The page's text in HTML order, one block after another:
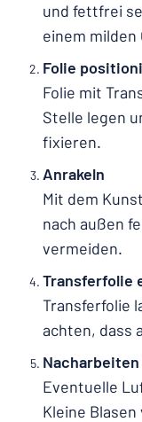
und fettfrei
einem milden
Folie
Folie mit
Stelle legen
fixieren.
Anrakeln
Mit dem
nach außen
vermeiden.
Transferfolie
Transferfolie
achten, dass
Nacharbeiten
Eventuelle
Kleine